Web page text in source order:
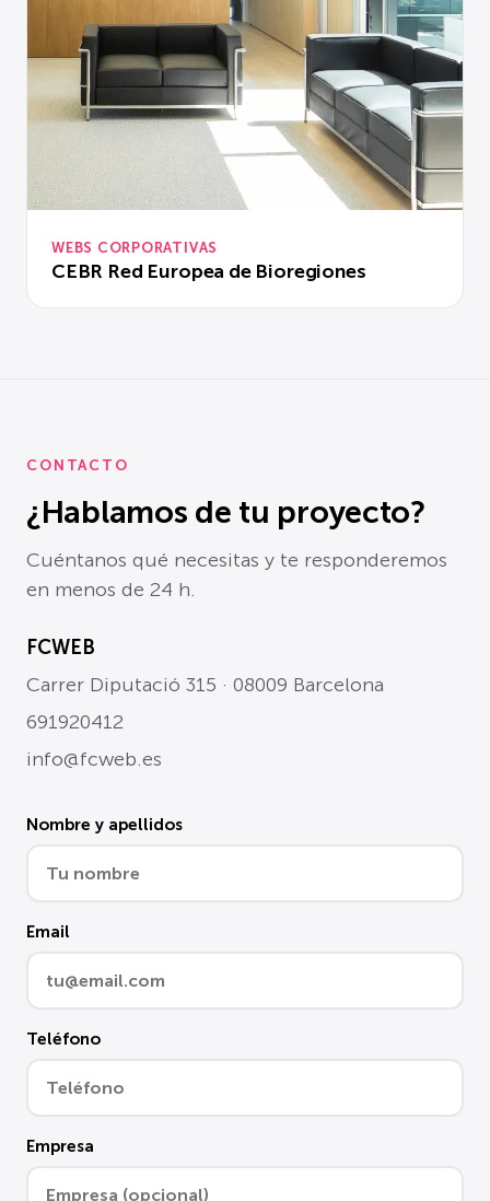
WEBS CORPORATIVAS
CEBR Red Europea de Bioregiones
CONTACTO
¿Hablamos de tu proyecto?
Cuéntanos qué necesitas y te responderemos
en menos de 24 h.
FCWEB
Carrer Diputació 315 · 08009 Barcelona
691920412
info@fcweb.es
Nombre y apellidos
Email
Teléfono
Empresa